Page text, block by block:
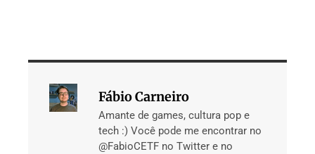
Fábio Carneiro
Amante de games, cultura pop e
tech :) Você pode me encontrar no
@FabioCETF no Twitter e no